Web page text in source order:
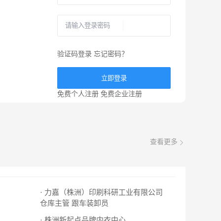
验证码登录 忘记密码？
立即登录
免费个人注册 免费企业注册
查看更多
· 力嘉（株洲）印刷科研工业有限公司
仓库主管 跟车装卸员